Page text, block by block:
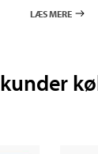
LÆS MERE